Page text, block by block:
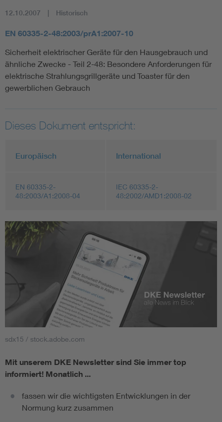
12.10.2007 Historisch
EN 60335-2-48:2003/prA1:2007-10
Sicherheit elektrischer Geräte für den Hausgebrauch und
ähnliche Zwecke - Teil 2-48: Besondere Anforderungen für
elektrische Strahlungsgrillgeräte und Toaster für den
gewerblichen Gebrauch
Dieses Dokument entspricht:
Europäisch International
EN 60335-2-
48:2003/A1:2008-04
IEC 60335-2-
48:2002/AMD1:2008-02
sdx15 / stock.adobe.com
Mit unserem DKE Newsletter sind Sie immer top
informiert! Monatlich ...
fassen wir die wichtigsten Entwicklungen in der
Normung kurz zusammen